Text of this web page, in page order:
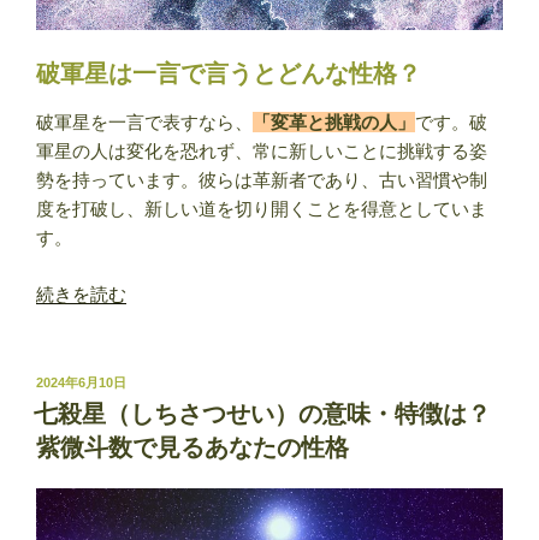
釈
と
は？”
の
破軍星は一言で言うとどんな性格？
破軍星を一言で表すなら、 「変革と挑戦の人」 です。破
軍星の人は変化を恐れず、常に新しいことに挑戦する姿
勢を持っています。彼らは革新者であり、古い習慣や制
度を打破し、新しい道を切り開くことを得意としていま
す。
“破
（は
ぐ
ん
せ
い）
の
続きを読む
投
稿
日:
2024年6月10日
七殺星（しちさつせい）の意味・特徴は？
紫微斗数で見るあなたの性格